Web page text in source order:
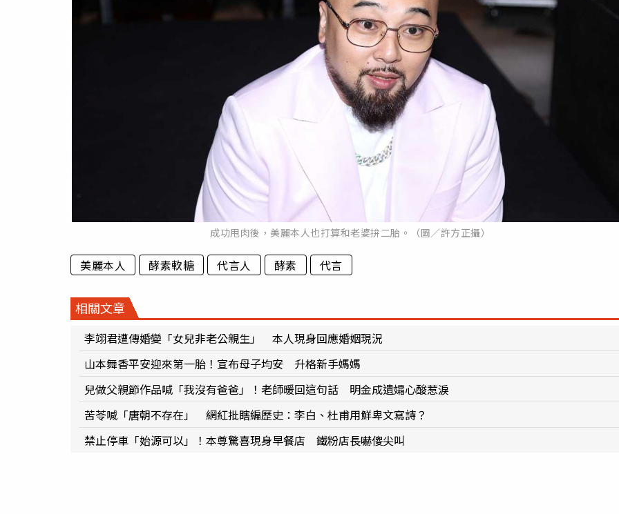
成功甩肉後，美麗本人也打算和老婆拚二胎。（圖／許方正攝）
美麗本人 酵素軟糖 代言人 酵素 代言
相關文章
李翊君遭傳婚變「女兒非老公親生」 本人現身回應婚姻現況
山本舞香平安迎來第一胎！宣布母子均安 升格新手媽媽
兒做父親節作品喊「我沒有爸爸」！老師暖回這句話 明金成遺孀心酸惹淚
苦苓喊「唐朝不存在」 網紅批瞎編歷史：李白、杜甫用鮮卑文寫詩？
禁止停車「始源可以」！本尊驚喜現身早餐店 鐵粉店長嚇傻尖叫